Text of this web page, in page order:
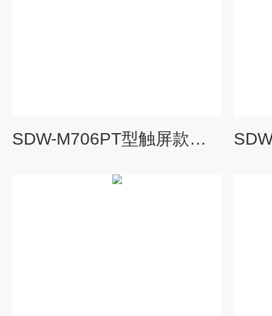
SDW-M706PT型触屏款漏电起痕试验机 SDW-M706PT